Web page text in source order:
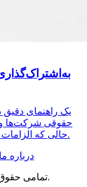
یک راهنمای دقیق
حقوقی شرکت‌ها و
حالی که الزامات سخت‌گیرانهٔ امنیت و انطباق را برآورده می‌کند.
درباره ما
تمامی حقوق محفوظ است.